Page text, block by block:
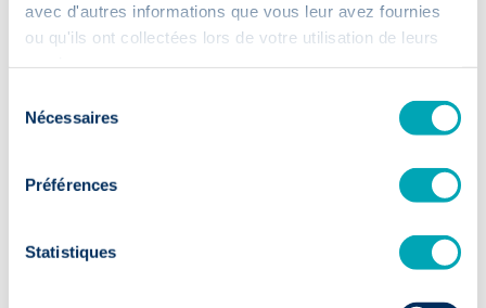
avec d'autres informations que vous leur avez fournies
ou qu'ils ont collectées lors de votre utilisation de leurs
Nécessaires
Préférences
Statistiques
5 ans de recrutement et sélection pour